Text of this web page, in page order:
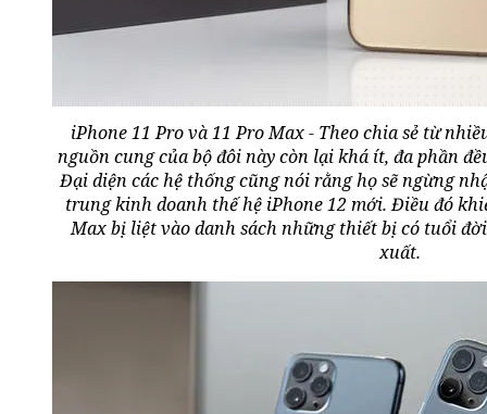
iPhone 11 Pro và 11 Pro Max - Theo chia sẻ từ
nguồn cung của bộ đôi này còn lại khá ít, đa phần
Đại diện các hệ thống cũng nói rằng họ sẽ ngừng
trung kinh doanh thế hệ iPhone 12 mới. Điều đó
Max bị liệt vào danh sách những thiết bị có tuổi
xuất.